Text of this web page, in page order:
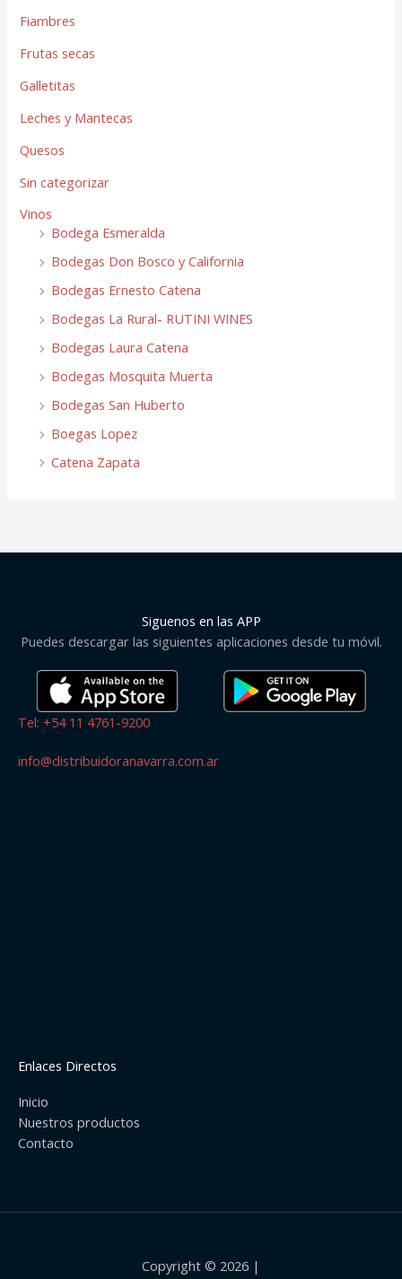
Fiambres
Frutas secas
Galletitas
Leches y Mantecas
Quesos
Sin categorizar
Vinos
Bodega Esmeralda
Bodegas Don Bosco y California
Bodegas Ernesto Catena
Bodegas La Rural- RUTINI WINES
Bodegas Laura Catena
Bodegas Mosquita Muerta
Bodegas San Huberto
Boegas Lopez
Catena Zapata
Siguenos en las APP
Puedes descargar las siguientes aplicaciones desde tu móvil.
Tel: +54 11 4761-9200
info@distribuidoranavarra.com.ar
Enlaces Directos
Inicio
Nuestros productos
Contacto
Copyright © 2026 |